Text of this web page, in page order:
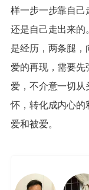
样一步一步靠自己
还是自己走出来的
是经历，两条腿
爱的再现，需要
爱，不介意一切
怀，转化成内心的
爱和被爱。